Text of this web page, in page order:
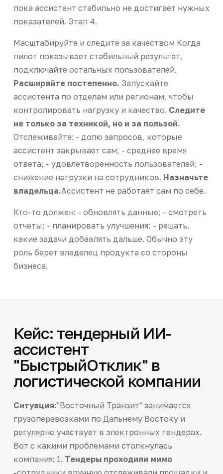
пока ассистент стабильно не достигает нужных
показателей. Этап 4.
Масштабируйте и следите за качеством Когда
пилот показывает стабильный результат,
подключайте остальных пользователей.
Расширяйте постепенно. Запускайте
ассистента по отделам или регионам, чтобы
контролировать нагрузку и качество. Следите
не только за техникой, но и за пользой.
Отслеживайте: - долю запросов, которые
ассистент закрывает сам; - среднее время
ответа; - удовлетворенность пользователей; -
снижение нагрузки на сотрудников. Назначьте
владельца.Ассистент не работает сам по себе.
Кто-то должен: - обновлять данные; - смотреть
отчеты; - планировать улучшения; - решать,
какие задачи добавлять дальше. Обычно эту
роль берет владелец продукта со стороны
бизнеса.
Кейс: тендерный ИИ-
ассистент
"БыстрыйОтклик" в
логистической компании
Ситуация:"Восточный Транзит" занимается
грузоперевозками по Дальнему Востоку и
регулярно участвует в электронных тендерах.
Вот с какими проблемами столкнулась
компания: 1. Тендеры проходили мимо